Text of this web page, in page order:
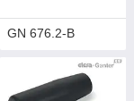
GN 676.2-B